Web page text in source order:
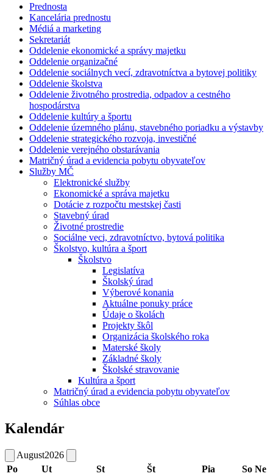
Prednosta
Kancelária prednostu
Médiá a marketing
Sekretariát
Oddelenie ekonomické a správy majetku
Oddelenie organizačné
Oddelenie sociálnych vecí, zdravotníctva a bytovej politiky
Oddelenie školstva
Oddelenie životného prostredia, odpadov a cestného
hospodárstva
Oddelenie kultúry a športu
Oddelenie územného plánu, stavebného poriadku a výstavby
Oddelenie strategického rozvoja, investičné
Oddelenie verejného obstarávania
Matričný úrad a evidencia pobytu obyvateľov
Služby MČ
Elektronické služby
Ekonomické a správa majetku
Dotácie z rozpočtu mestskej časti
Stavebný úrad
Životné prostredie
Sociálne veci, zdravotníctvo, bytová politika
Školstvo, kultúra a šport
Školstvo
Legislatíva
Školský úrad
Výberové konania
Aktuálne ponuky práce
Údaje o školách
Projekty škôl
Organizácia školského roka
Materské školy
Základné školy
Školské stravovanie
Kultúra a šport
Matričný úrad a evidencia pobytu obyvateľov
Súhlas obce
Kalendár
August2026
Po
Ut St Št Pia So Ne